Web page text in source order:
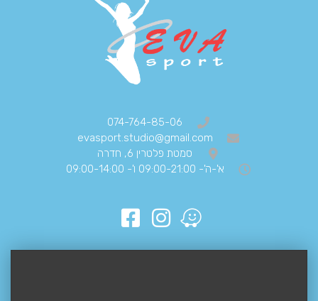
074-764-85-06
evasport.studio@gmail.com
סמטת פלטרין 6, חדרה
א'-ה'- 09:00-21:00 ו'- 09:00-14:00